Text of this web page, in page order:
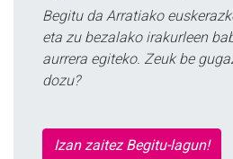
Begitu da Arratiako
eta zu bezalako irakurleen
aurrera egiteko. Zeuk be
dozu?
Izan zaitez Begitu-lagun!